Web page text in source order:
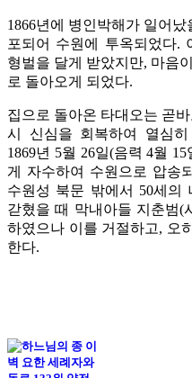
1866년에 병인박해가 일어
포되어 수원에 투옥되었다.
형벌을 달게 받았지만, 마음
로 돌아오게 되었다.
집으로 돌아온 타대오는 곧
시 신심을 회복하여 열심
1869년 5월 26일(음력 4월
게 자수하여 수원으로 압송
수원성 북문 밖에서 50세의
갇혔을 때 막내아들 지춘범(
하였으나 이를 거절하고, 오
한다.